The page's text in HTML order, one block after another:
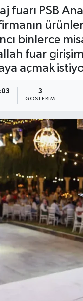
fuarı PSB
binlerce
fuar
açmak
3
GÖSTERIM